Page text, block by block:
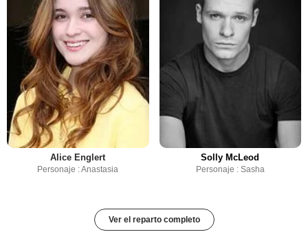
Alice Englert
Personaje : Anastasia
Solly McLeod
Personaje : Sasha
Ver el reparto completo